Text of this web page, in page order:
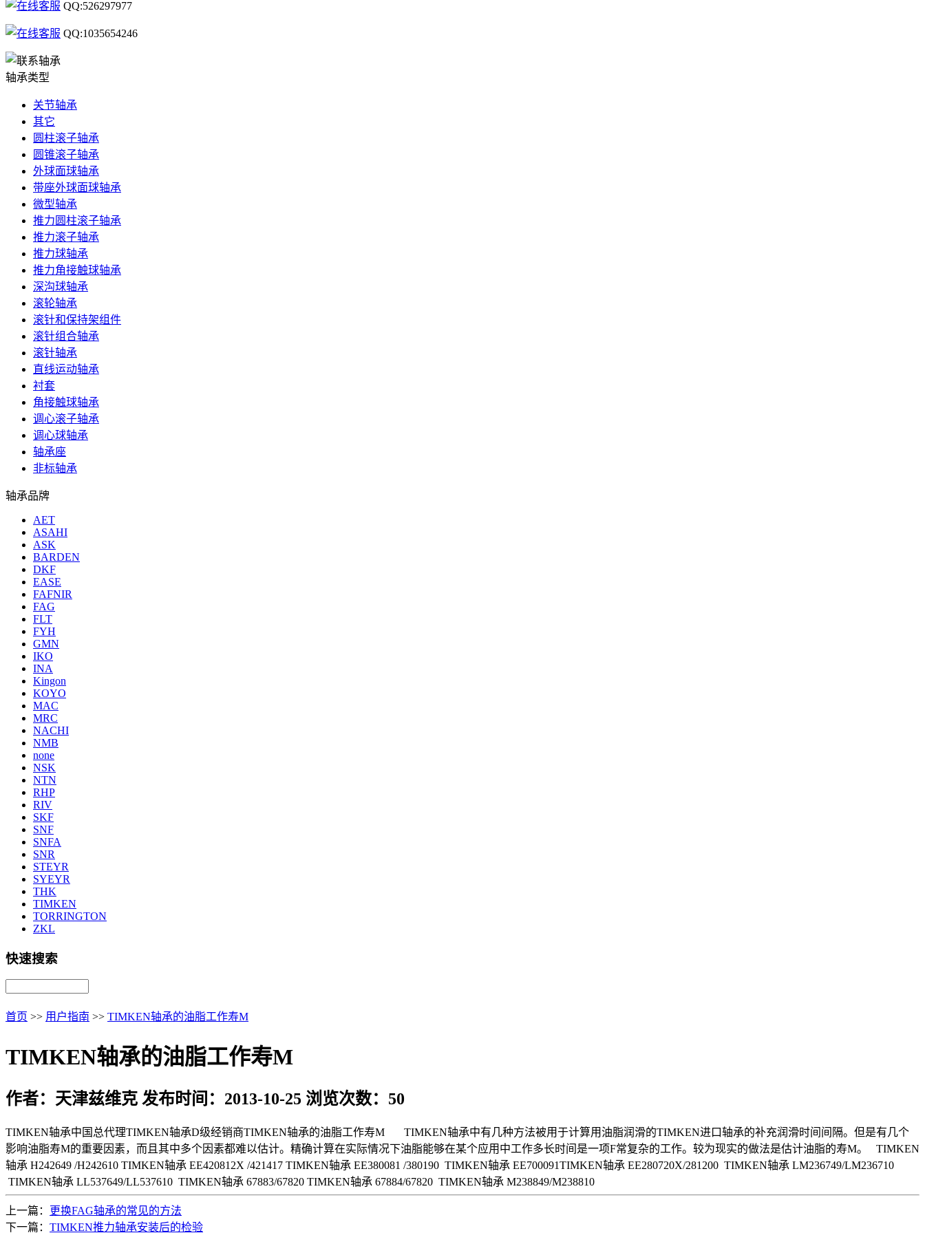
QQ:526297977
QQ:1035654246
轴承类型
关节轴承
其它
圆柱滚子轴承
圆锥滚子轴承
外球面球轴承
带座外球面球轴承
微型轴承
推力圆柱滚子轴承
推力滚子轴承
推力球轴承
推力角接触球轴承
深沟球轴承
滚轮轴承
滚针和保持架组件
滚针组合轴承
滚针轴承
直线运动轴承
衬套
角接触球轴承
调心滚子轴承
调心球轴承
轴承座
非标轴承
轴承品牌
AET
ASAHI
ASK
BARDEN
DKF
EASE
FAFNIR
FAG
FLT
FYH
GMN
IKO
INA
Kingon
KOYO
MAC
MRC
NACHI
NMB
none
NSK
NTN
RHP
RIV
SKF
SNF
SNFA
SNR
STEYR
SYEYR
THK
TIMKEN
TORRINGTON
ZKL
快速搜索
首页 >> 用户指南 >> TIMKEN轴承的油脂工作寿M
TIMKEN轴承的油脂工作寿M
作者：天津兹维克 发布时间：2013-10-25 浏览次数：50
TIMKEN轴承中国总代理TIMKEN轴承D级经销商TIMKEN轴承的油脂工作寿M TIMKEN轴承中有几种方法被用于计算用油脂润滑的TIMKEN进口轴承的补充润滑时间间隔。但是有几个
影响油脂寿M的重要因素，而且其中多个因素都难以估计。精确计算在实际情况下油脂能够在某个应用中工作多长时间是一项F常复杂的工作。较为现实的做法是估计油脂的寿M。 TIMKEN
轴承 H242649 /H242610 TIMKEN轴承 EE420812X /421417 TIMKEN轴承 EE380081 /380190 TIMKEN轴承 EE700091TIMKEN轴承 EE280720X/281200 TIMKEN轴承 LM236749/LM236710
TIMKEN轴承 LL537649/LL537610 TIMKEN轴承 67883/67820 TIMKEN轴承 67884/67820 TIMKEN轴承 M238849/M238810
上一篇：
更换FAG轴承的常见的方法
下一篇： TIMKEN推力轴承安装后的检验